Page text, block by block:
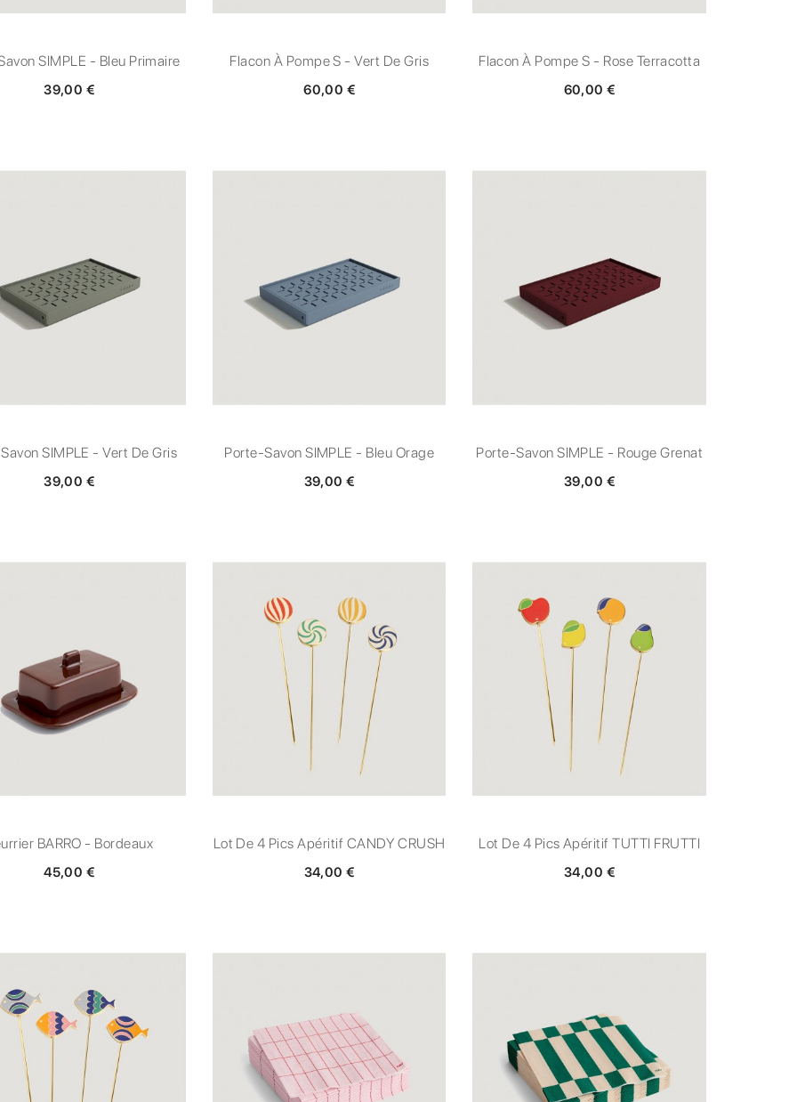
SIMPLE - Bleu Primaire
39,00 €
Flacon À Pompe S - Vert De Gris
60,00 €
Flacon À Pompe S - Rose Terracotta
60,00 €
SIMPLE - Vert De Gris
39,00 €
Porte-Savon SIMPLE - Bleu Orage
39,00 €
Porte-Savon SIMPLE - Rouge Grenat
39,00 €
BARRO - Bordeaux
45,00 €
Lot De 4 Pics Apéritif CANDY CRUSH
34,00 €
Lot De 4 Pics Apéritif TUTTI FRUTTI
34,00 €